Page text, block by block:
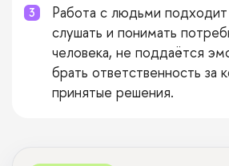
Работа с людьми
слушать и понимать
человека, не поддаётся
брать ответственность за
принятые решения.